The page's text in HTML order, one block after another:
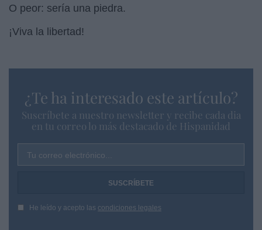
O peor: sería una piedra.
¡Viva la libertad!
¿Te ha interesado este artículo?
Suscríbete a nuestro newsletter y recibe cada dia
en tu correo lo más destacado de Hispanidad
Tu correo electrónico...
He leído y acepto las condiciones legales